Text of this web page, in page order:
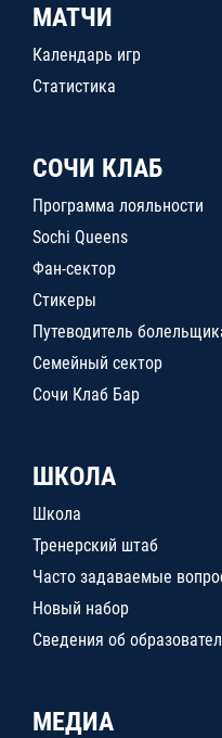
МАТЧИ
Календарь игр
Статистика
СОЧИ КЛАБ
Программа лояльности
Sochi Queens
Фан-сектор
Стикеры
Путеводитель
Семейный сектор
Сочи Клаб Бар
ШКОЛА
Школа
Тренерский штаб
Часто задаваемые
Новый набор
Сведения об
МЕДИА